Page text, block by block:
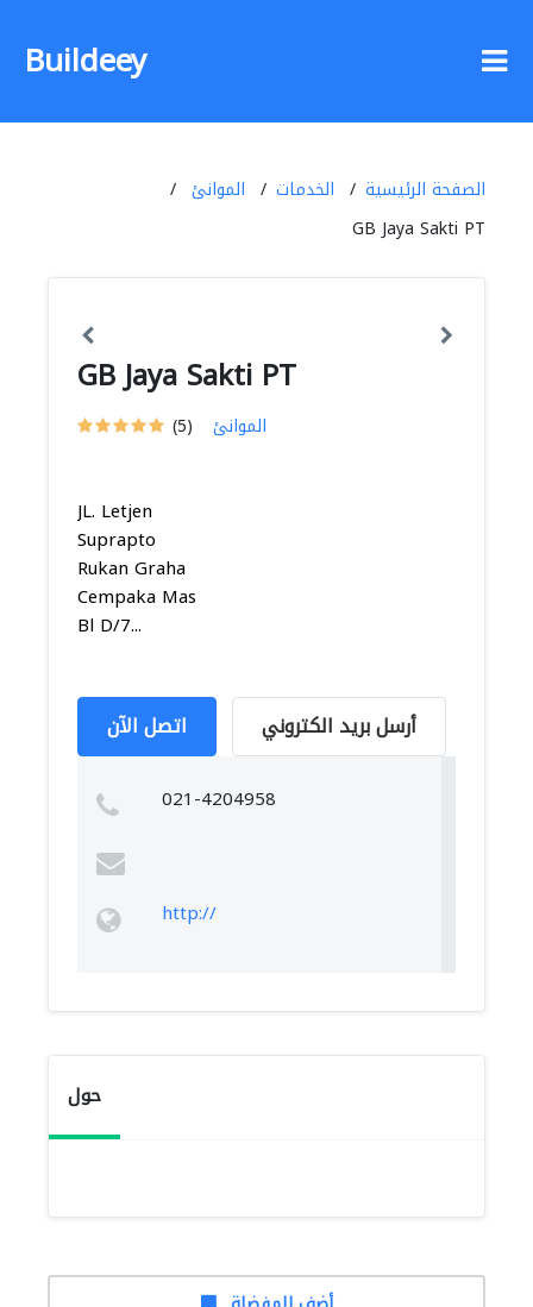
Buildeey
الصفحة الرئيسية الخدمات
الموانئ
GB Jaya Sakti PT
GB Jaya Sakti PT
(5) الموانئ
JL. Letjen
Suprapto
Rukan Graha
Cempaka Mas
Bl D/7...
اتصل الآن أرسل بريد الكتروني
021-4204958
http://
حول